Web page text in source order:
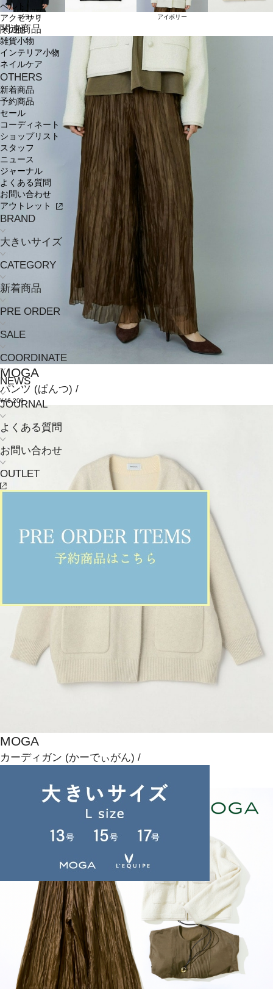
ベルト
アクセサリ
その他
雑貨小物
インテリア小物
ネイルケア
OTHERS
新着商品
予約商品
セール
コーディネート
ショップリスト
スタッフ
ニュース
ジャーナル
よくある質問
お問い合わせ
アウトレット
BRAND
大きいサイズ
CATEGORY
新着商品
PRE ORDER
SALE
COORDINATE
NEWS
JOURNAL
よくある質問
お問い合わせ
OUTLET
ブラック アイボリー
関連商品
MOGA
パンツ (ぱんつ) /
¥46,200
MOGA
カーディガン (かーでぃがん) /